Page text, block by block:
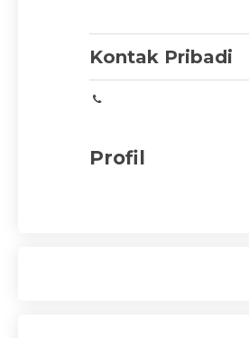
Kontak Pribadi
Profil